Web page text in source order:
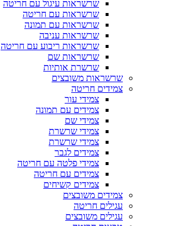
שרשראות עיגול עם חריטה
שרשראות עם חריטה
שרשראות עם תמונה
שרשראות עניבה
שרשראות ריבוע עם חריטה
שרשראות שם
שרשרת אותיות
שרשראות משובצים
צמידים חריטה
צמידי עור
צמידים עם תמונה
צמידי שם
צמידי שרשרת
צמידי שרשרת
צמידים לגבר
צמידי פלטה עם חריטה
צמידים עם חריטה
צמידים קשיחים
צמידים משובצים
עגילים חריטה
עגילים משובצים